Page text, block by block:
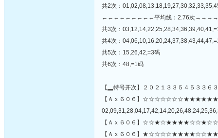
共2次：
←←←←←←←←←平均线：2.76次
共3次：
共4次：
共5次：15,26,42,=3码
共6次：48,=1码
【▂特号开次】２０２１３３５４５３３６
【Ａｘ６０６】
【Ａｘ６０６】
【Ａｘ６０６】